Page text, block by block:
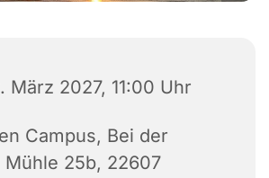
März 2027, 11:00 Uhr
Campus, Bei der
25b, 22607